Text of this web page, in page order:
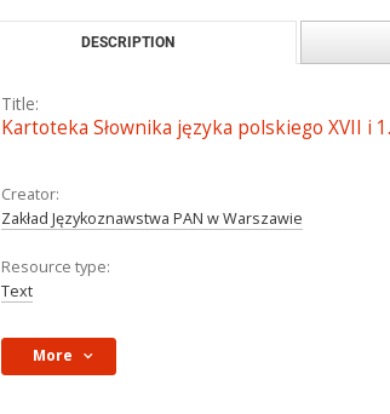
DESCRIPTION
Title:
Kartoteka Słownika języka polskiego XVII i
Creator:
Zakład Językoznawstwa PAN w Warszawie
Resource type:
Text
More